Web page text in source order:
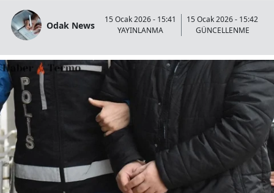
Odak News
15 Ocak 2026 - 15:41
YAYINLANMA
15 Ocak 2026 - 15:42
GÜNCELLENME